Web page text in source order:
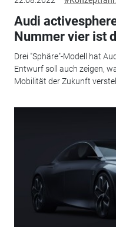
Audi
Nummer vier ist
Drei "Sphäre"-Modell hat
Entwurf soll auch zeigen,
Mobilität der Zukunft